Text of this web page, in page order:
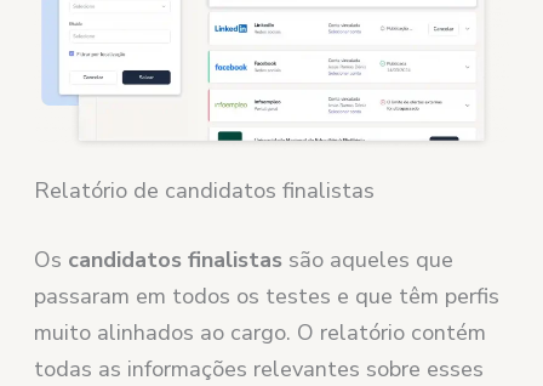
Relatório de candidatos finalistas
Os candidatos finalistas são aqueles que
passaram em todos os testes e que têm perfis
muito alinhados ao cargo. O relatório contém
todas as informações relevantes sobre esses